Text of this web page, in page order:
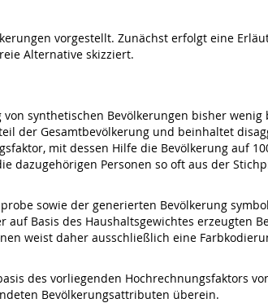
vorgestellt. Zunächst erfolgt eine
Alternative skizziert.
synthetischen Bevölkerungen bisher
der Gesamtbevölkerung und beinhaltet
mit dessen Hilfe die Bevölkerung auf
dazugehörigen Personen so oft aus der
sowie der generierten Bevölkerung
Basis des Haushaltsgewichtes erzeugten
weist daher ausschließlich eine
des vorliegenden Hochrechnungsfaktors
Bevölkerungsattributen überein.